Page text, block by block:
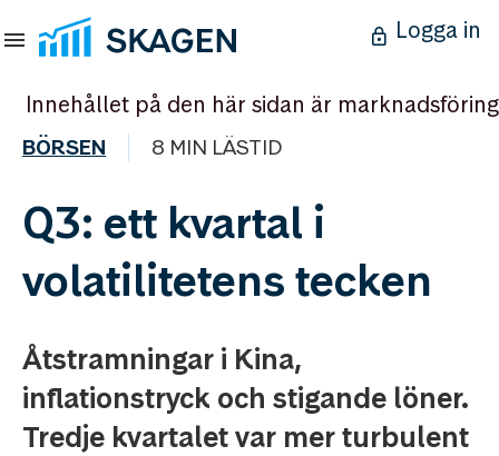
Logga in
Innehållet på den här sidan är marknadsföring
BÖRSEN 8 MIN LÄSTID
Q3: ett kvartal i
volatilitetens tecken
Åtstramningar i Kina,
inflationstryck och stigande löner.
Tredje kvartalet var mer turbulent